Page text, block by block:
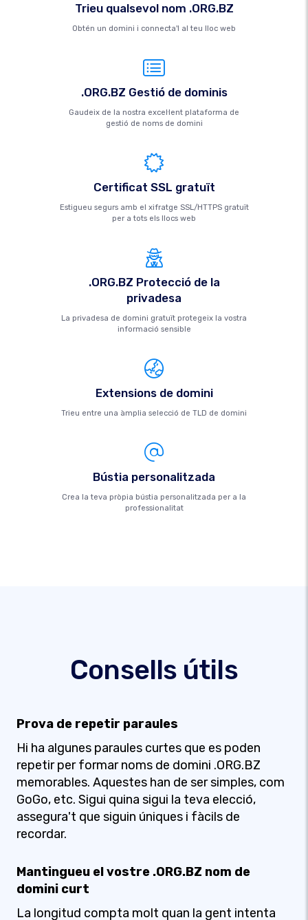
Trieu qualsevol nom .ORG.BZ
Obtén un domini i connecta'l al teu lloc web
.ORG.BZ Gestió de dominis
Gaudeix de la nostra excel·lent plataforma de
gestió de noms de domini
Certificat SSL gratuït
Estigueu segurs amb el xifratge SSL/HTTPS gratuït
per a tots els llocs web
.ORG.BZ Protecció de la
privadesa
La privadesa de domini gratuït protegeix la vostra
informació sensible
Extensions de domini
Trieu entre una àmplia selecció de TLD de domini
Bústia personalitzada
Crea la teva pròpia bústia personalitzada per a la
professionalitat
Consells útils
Prova de repetir paraules
Hi ha algunes paraules curtes que es poden
repetir per formar noms de domini .ORG.BZ
memorables. Aquestes han de ser simples, com
GoGo, etc. Sigui quina sigui la teva elecció,
assegura't que siguin úniques i fàcils de
recordar.
Mantingueu el vostre .ORG.BZ nom de
domini curt
La longitud compta molt quan la gent intenta